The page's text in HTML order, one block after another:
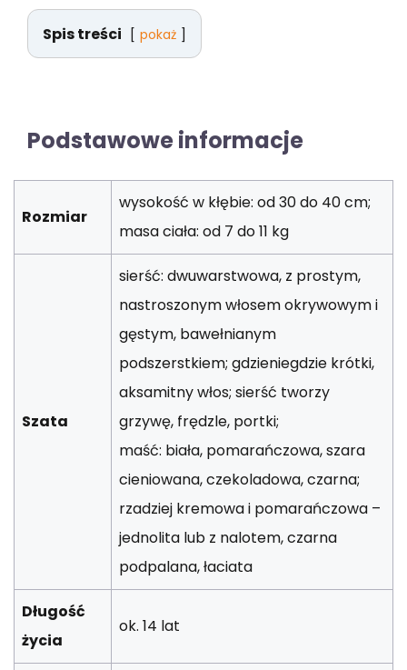
Spis treści pokaż
Podstawowe informacje
Rozmiar
wysokość w kłębie: od 30 do 40 cm;
masa ciała: od 7 do 11 kg
Szata
sierść: dwuwarstwowa, z prostym,
nastroszonym włosem okrywowym i
gęstym, bawełnianym
podszerstkiem; gdzieniegdzie krótki,
aksamitny włos; sierść tworzy
grzywę, frędzle, portki;
maść: biała, pomarańczowa, szara
cieniowana, czekoladowa, czarna;
rzadziej kremowa i pomarańczowa –
jednolita lub z nalotem, czarna
podpalana, łaciata
Długość
życia
ok. 14 lat